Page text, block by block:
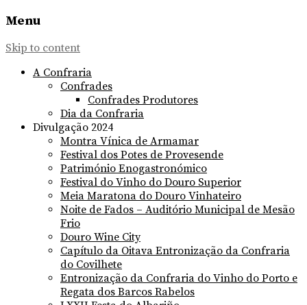
Menu
Skip to content
A Confraria
Confrades
Confrades Produtores
Dia da Confraria
Divulgação 2024
Montra Vínica de Armamar
Festival dos Potes de Provesende
Património Enogastronómico
Festival do Vinho do Douro Superior
Meia Maratona do Douro Vinhateiro
Noite de Fados – Auditório Municipal de Mesão
Frio
Douro Wine City
Capítulo da Oitava Entronização da Confraria
do Covilhete
Entronização da Confraria do Vinho do Porto e
Regata dos Barcos Rabelos